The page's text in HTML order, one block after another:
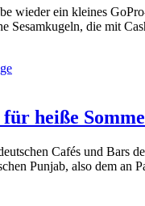
wieder ein kleines
Sesamkugeln, die mit
heiße
Cafés und Bars
Punjab, also dem